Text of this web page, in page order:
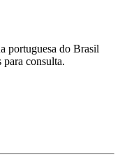
portuguesa do Brasil
para consulta.